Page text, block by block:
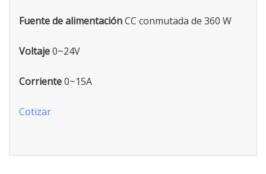
Fuente de alimentaciónCC conmutada de 360 W
Voltaje0~24V
Corriente0~15A
Cotizar